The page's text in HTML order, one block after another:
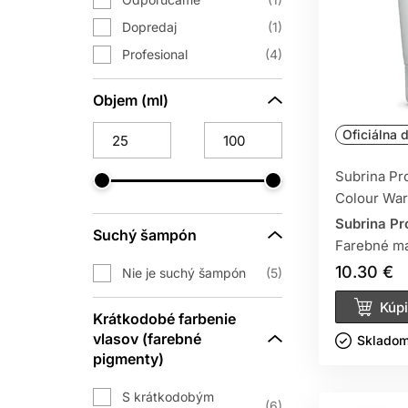
Prípravok na uhladenie vlasov
-
ktorý zjemní vlasovú kutikulu, udrží
vlasová kozmetika ponúka
V našej ponuke nájdete iba
kvalitu, funkčnosť a účinnosť vám
ohľadom na
AKO SI
Zamerajte sa na
Dopredaj
1
Profesional
4
Objem (ml)
Suchý šampón
Nie je suchý šampón 5
Krátkodobé farbenie
vlasov (farebné
pigmenty)
S krátkodobým
Oficiálna
Subrina
Colour
Subrina
Farebné
10.30 €
Skladom